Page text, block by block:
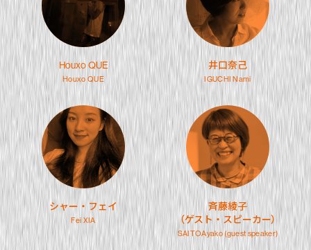
Houxo QUE
Houxo QUE
井口奈己
IGUCHI Nami
シャー・フェイ
Fei XIA
斉藤綾子
（ゲスト・スピーカー）
SAITOAyako(guest speaker)